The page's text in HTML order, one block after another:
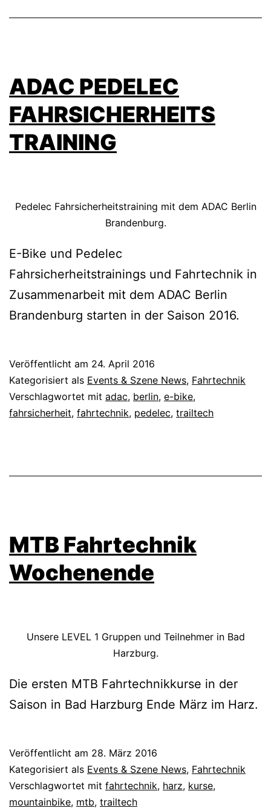
ADAC PEDELEC
FAHRSICHERHEITS
TRAINING
Pedelec Fahrsicherheitstraining mit dem ADAC Berlin
Brandenburg.
E-Bike und Pedelec
Fahrsicherheitstrainings und Fahrtechnik in
Zusammenarbeit mit dem ADAC Berlin
Brandenburg starten in der Saison 2016.
Veröffentlicht am 24. April 2016
Kategorisiert als Events & Szene News, Fahrtechnik
Verschlagwortet mit adac, berlin, e-bike,
fahrsicherheit, fahrtechnik, pedelec, trailtech
MTB Fahrtechnik
Wochenende
Unsere LEVEL 1 Gruppen und Teilnehmer in Bad
Harzburg.
Die ersten MTB Fahrtechnikkurse in der
Saison in Bad Harzburg Ende März im Harz.
Veröffentlicht am 28. März 2016
Kategorisiert als Events & Szene News, Fahrtechnik
Verschlagwortet mit fahrtechnik, harz, kurse,
mountainbike, mtb, trailtech